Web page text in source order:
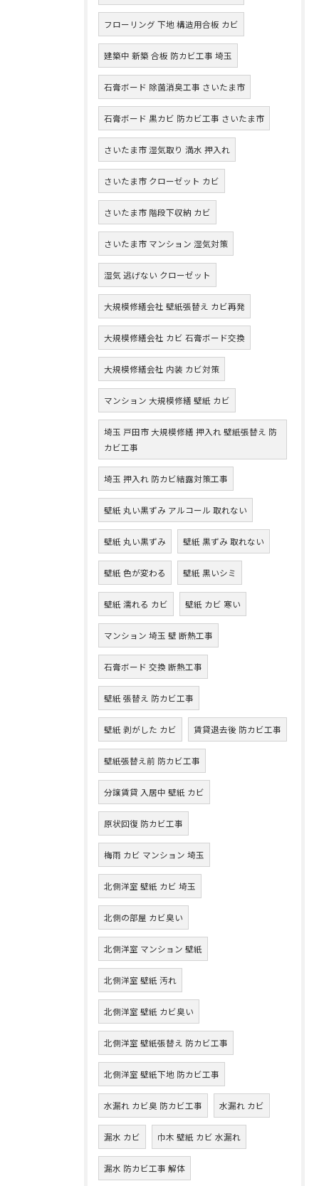
フローリング 下地 構造用合板 カビ
建築中 新築 合板 防カビ工事 埼玉
石膏ボード 除菌消臭工事 さいたま市
石膏ボード 黒カビ 防カビ工事 さいたま市
さいたま市 湿気取り 満水 押入れ
さいたま市 クローゼット カビ
さいたま市 階段下収納 カビ
さいたま市 マンション 湿気対策
湿気 逃げない クローゼット
大規模修繕会社 壁紙張替え カビ再発
大規模修繕会社 カビ 石膏ボード交換
大規模修繕会社 内装 カビ対策
マンション 大規模修繕 壁紙 カビ
埼玉 戸田市 大規模修繕 押入れ 壁紙張替え 防
カビ工事
埼玉 押入れ 防カビ結露対策工事
壁紙 丸い黒ずみ アルコール 取れない
壁紙 丸い黒ずみ 壁紙 黒ずみ 取れない
壁紙 色が変わる 壁紙 黒いシミ
壁紙 濡れる カビ 壁紙 カビ 寒い
マンション 埼玉 壁 断熱工事
石膏ボード 交換 断熱工事
壁紙 張替え 防カビ工事
壁紙 剥がした カビ 賃貸退去後 防カビ工事
壁紙張替え前 防カビ工事
分譲賃貸 入居中 壁紙 カビ
原状回復 防カビ工事
梅雨 カビ マンション 埼玉
北側洋室 壁紙 カビ 埼玉
北側の部屋 カビ臭い
北側洋室 マンション 壁紙
北側洋室 壁紙 汚れ
北側洋室 壁紙 カビ臭い
北側洋室 壁紙張替え 防カビ工事
北側洋室 壁紙下地 防カビ工事
水漏れ カビ臭 防カビ工事 水漏れ カビ
漏水 カビ 巾木 壁紙 カビ 水漏れ
漏水 防カビ工事 解体